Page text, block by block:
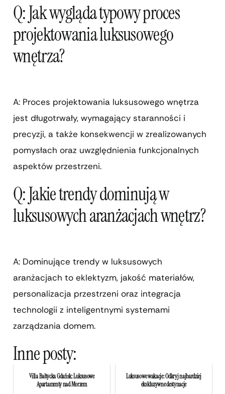
Q: Jak wygląda typowy proces
projektowania luksusowego
wnętrza?
A: Proces projektowania luksusowego wnętrza
jest długotrwały, wymagający staranności i
precyzji, a także konsekwencji w zrealizowanych
pomysłach oraz uwzględnienia funkcjonalnych
aspektów przestrzeni.
Q: Jakie trendy dominują w
luksusowych aranżacjach wnętrz?
A: Dominujące trendy w luksusowych
aranżacjach to eklektyzm, jakość materiałów,
personalizacja przestrzeni oraz integracja
technologii z inteligentnymi systemami
zarządzania domem.
Inne posty:
Villa Bałtycka Gdańsk: Luksusowe
Apartamenty nad Morzem
Luksusowe wakacje: Odkryj najbardziej
ekskluzywne destynacje